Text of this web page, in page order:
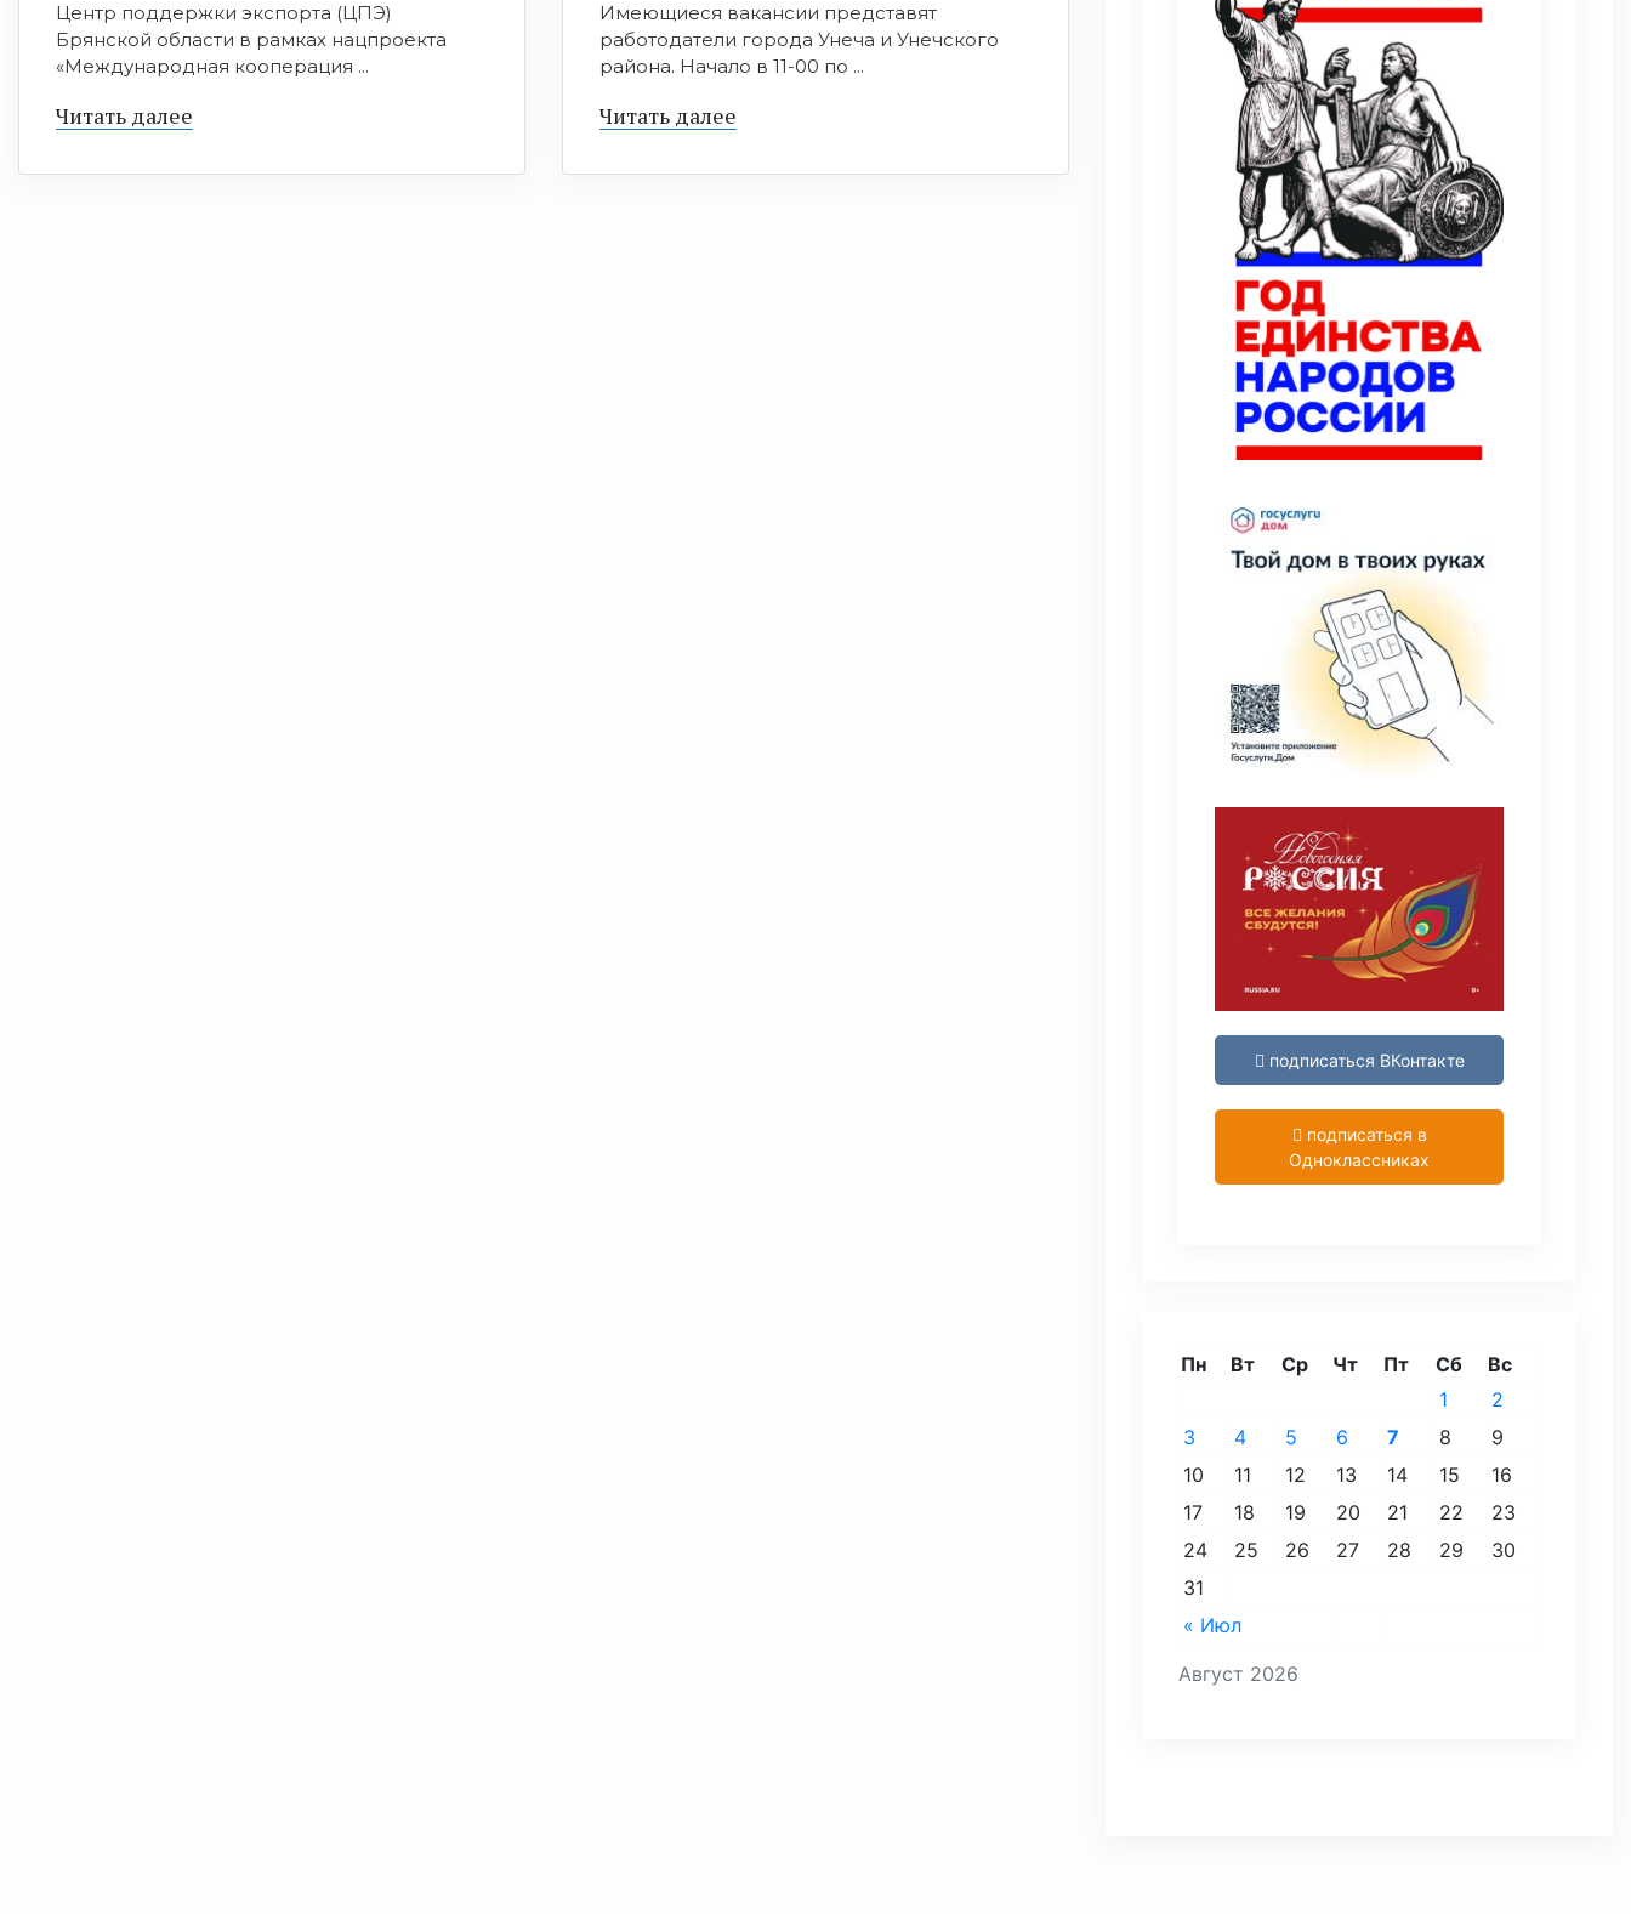
Центр поддержки экспорта (ЦПЭ)
Брянской области в рамках нацпроекта
«Международная кооперация ...
Читать далее
Имеющиеся вакансии представят
работодатели города Унеча и Унечского
района. Начало в 11-00 по ...
Читать далее
подписаться ВКонтакте
подписаться в
Одноклассниках
Август 2026
Пн Вт Ср Чт Пт Сб Вс
« Июл
1
2
3
4 5 6 7 8
9
10
11 12 13 14 15
16
17
18 19 20 21 22
23
24
25 26 27 28 29
30
31